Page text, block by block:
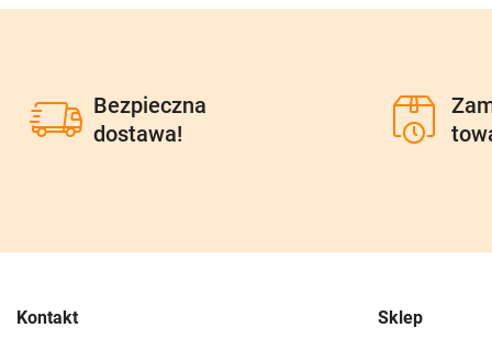
Bezpieczna
dostawa!
Kontakt Sklep